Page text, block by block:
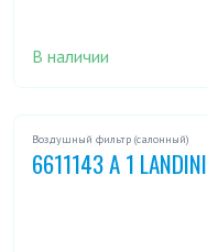
В наличии
Воздушный фильтр (салонный)
6611143 A 1 LANDINI